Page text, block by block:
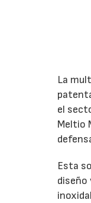
La
el
Meltio
Esta
diseño